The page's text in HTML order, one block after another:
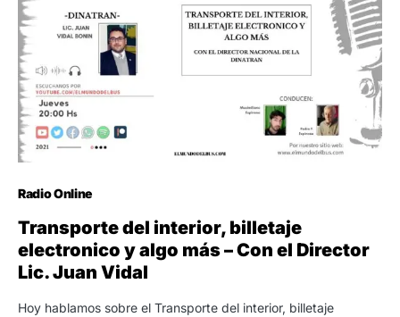
Radio Online
Transporte del interior, billetaje
electronico y algo más – Con el Director
Lic. Juan Vidal
Hoy hablamos sobre el Transporte del interior, billetaje